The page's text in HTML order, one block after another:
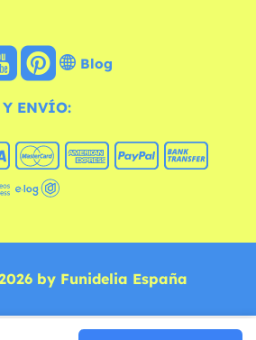
Blog
Y ENVÍO:
by Funidelia España